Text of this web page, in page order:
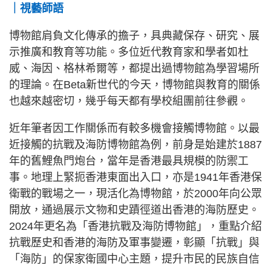
｜視藝師語
博物館肩負文化傳承的擔子，具典藏保存、研究、展
示推廣和教育等功能。多位近代教育家和學者如杜
威、海因、格林希爾等，都提出過博物館為學習場所
的理論。在Beta新世代的今天，博物館與教育的關係
也越來越密切，幾乎每天都有學校組團前往參觀。
近年筆者因工作關係而有較多機會接觸博物館。以最
近接觸的抗戰及海防博物館為例，前身是始建於1887
年的舊鯉魚門炮台，當年是香港最具規模的防禦工
事。地理上緊扼香港東面出入口，亦是1941年香港保
衛戰的戰場之一，現活化為博物館，於2000年向公眾
開放，通過展示文物和史蹟徑道出香港的海防歷史。
2024年更名為「香港抗戰及海防博物館」，重點介紹
抗戰歷史和香港的海防及軍事變遷，彰顯「抗戰」與
「海防」的保家衛國中心主題，提升市民的民族自信